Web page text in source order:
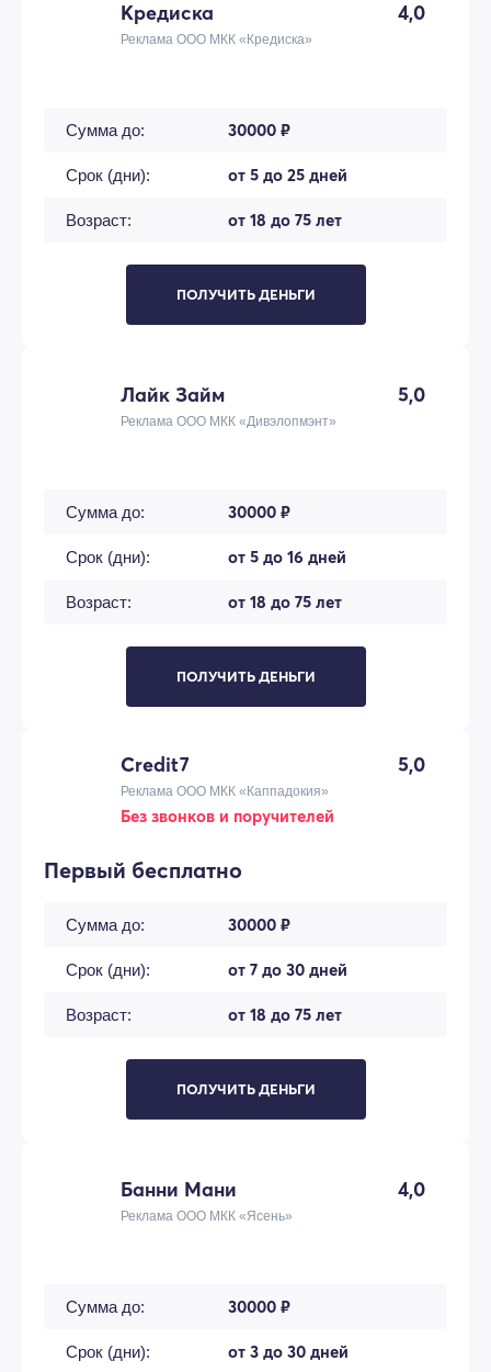
Кредиска 4,0
Реклама ООО МКК «Кредиска»
Сумма до: 30000 ₽
Срок (дни): от 5 до 25 дней
Возраст: от 18 до 75 лет
ПОЛУЧИТЬ ДЕНЬГИ
Лайк Займ 5,0
Реклама ООО МКК «Дивэлопмэнт»
Сумма до: 30000 ₽
Срок (дни): от 5 до 16 дней
Возраст: от 18 до 75 лет
ПОЛУЧИТЬ ДЕНЬГИ
Credit7 5,0
Реклама ООО МКК «Каппадокия»
Без звонков и поручителей
Первый бесплатно
Сумма до: 30000 ₽
Срок (дни): от 7 до 30 дней
Возраст: от 18 до 75 лет
ПОЛУЧИТЬ ДЕНЬГИ
Банни Мани 4,0
Реклама ООО МКК «Ясень»
Сумма до: 30000 ₽
Срок (дни): от 3 до 30 дней